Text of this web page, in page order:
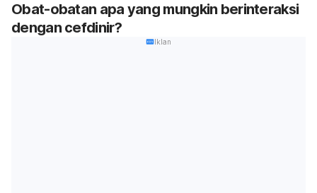
Obat-obatan apa yang mungkin berinteraksi
dengan cefdinir?
Iklan